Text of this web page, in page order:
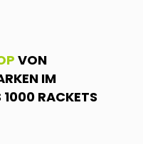
VON
IM
RACKETS